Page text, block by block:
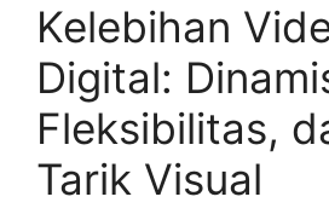
Kelebihan
Digital:
Fleksibilitas,
Tarik Visual